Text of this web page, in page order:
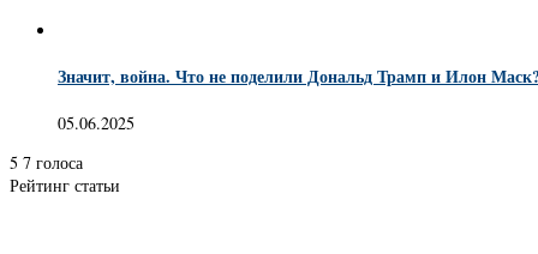
Значит, война. Что не поделили Дональд Трамп и Илон
05.06.2025
5 7 голоса
Рейтинг статьи